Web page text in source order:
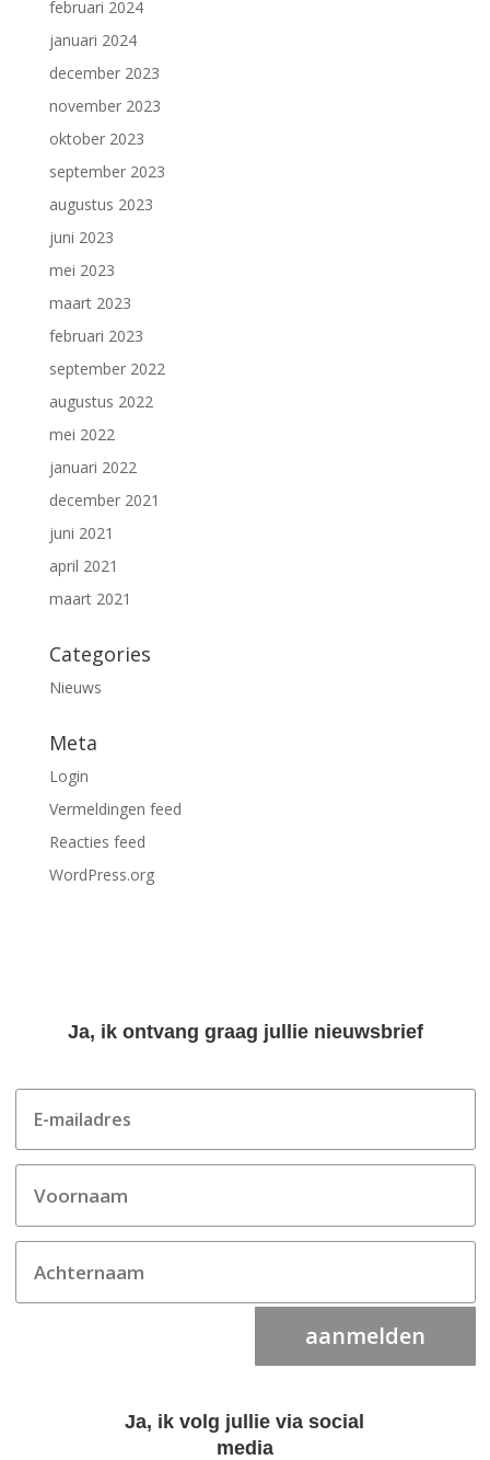
februari 2024
januari 2024
december 2023
november 2023
oktober 2023
september 2023
augustus 2023
juni 2023
mei 2023
maart 2023
februari 2023
september 2022
augustus 2022
mei 2022
januari 2022
december 2021
juni 2021
april 2021
maart 2021
Categories
Nieuws
Meta
Login
Vermeldingen feed
Reacties feed
WordPress.org
Ja, ik ontvang graag jullie nieuwsbrief
aanmelden
Ja, ik volg jullie via social
media